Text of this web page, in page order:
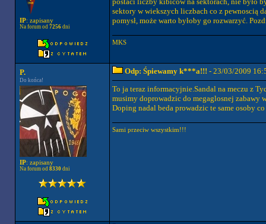
IP: zapisany
Na forum od 7256dni
sektory w wiekszych liczbach co z pewnoscią
pomysł, może warto byłoby go rozwarzyć.
MKS
P.
Do końca!
IP: zapisany
Na forum od 8330dni
Odp: Śpiewamy k***a!!! - 23/03/2009
To ja teraz informacyjnie.Sandal na meczu z
musimy doprowadzic do megaglosnej zabawy
Doping nadal beda prowadzic te same osoby
Sami przeciw wszystkim!!!